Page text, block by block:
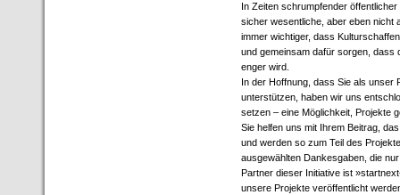
In Zeiten schrumpfender
sicher wesentliche, aber eben nicht
immer wichtiger, dass
und gemeinsam dafür sorgen, dass
enger wird.
In der Hoffnung, dass Sie als unser
unterstützen, haben wir uns
setzen – eine Möglichkeit, Projekte
Sie helfen uns mit Ihrem Beitrag,
und werden so zum Teil des
ausgewählten Dankesgaben, die
Partner dieser Initiative ist
unsere Projekte veröffentlicht